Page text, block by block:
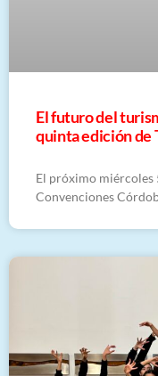
El futuro del
quinta edición de
El próximo miércoles
Convenciones